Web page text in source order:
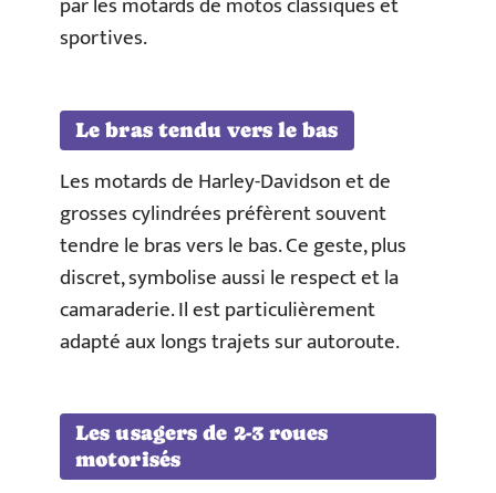
sportives.
Le bras tendu vers le bas
Les motards de Harley-Davidson et de
grosses cylindrées préfèrent souvent
tendre le bras vers le bas. Ce geste, plus
discret, symbolise aussi le respect et la
camaraderie. Il est particulièrement
adapté aux longs trajets sur autoroute.
Les usagers de 2-3 roues
motorisés